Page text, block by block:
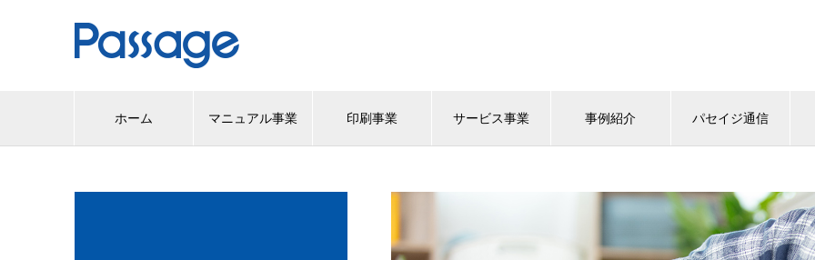
ホーム マニュアル事業 印刷事業 サービス事業 事例紹介 パセイジ通信